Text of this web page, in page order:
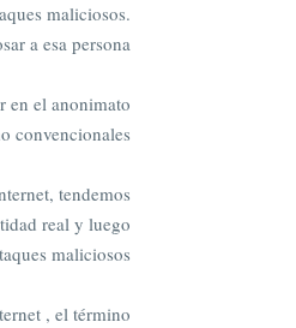
maliciosos.
a esa persona.
en el anonimato
convencionales.
tendemos
real y luego
maliciosos.
, el término